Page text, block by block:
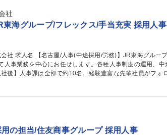
社
東海グループ/フレックス/手当充実 採用人事
/フレッ
。 【ポジションの魅力】社内外問わず協働が発生するため
の担当/住友商事グループ 採用人事